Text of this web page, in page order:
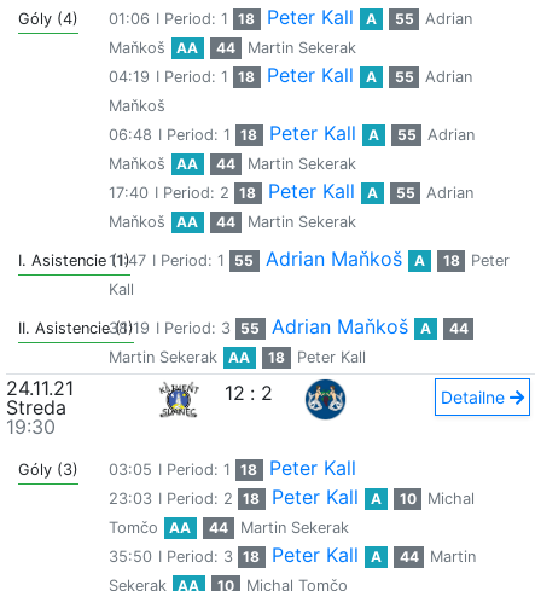
Góly (4) 01:06 I Period: 1 18 Peter Kall A 55
Adrian
Maňkoš
AA 44
Martin Sekerak
04:19 I Period: 1 18 Peter Kall A 55
Adrian
Maňkoš
06:48 I Period: 1 18 Peter Kall A 55
Adrian
Maňkoš
AA 44
Martin Sekerak
17:40 I Period: 2 18 Peter Kall A 55
Adrian
Maňkoš
AA 44 Martin Sekerak
I. Asistencie (1)
11:47 I Period: 1 55 Adrian Maňkoš A 18
Peter
Kall
II. Asistencie (1)
38:19 I Period: 3 55 Adrian Maňkoš A
44
Martin Sekerak
AA 18 Peter Kall
24.11.21
Streda
19:30
12 : 2 Detailne
Góly (3) 03:05 I Period: 1 18 Peter Kall
23:03 I Period: 2 18 Peter Kall A 10
Michal
Tomčo
AA 44
Martin Sekerak
35:50 I Period: 3 18 Peter Kall A 44
Martin
Sekerak
AA 10 Michal Tomčo